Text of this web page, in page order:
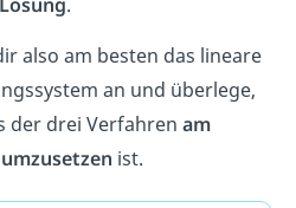
also am besten das lineare
an und überlege,
der drei Verfahren am
ist.